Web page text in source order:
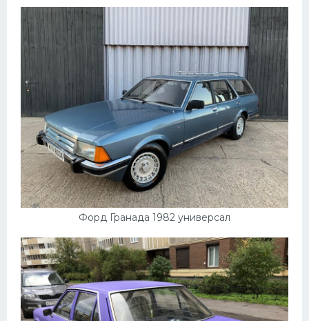
Форд Гранада 1982 универсал